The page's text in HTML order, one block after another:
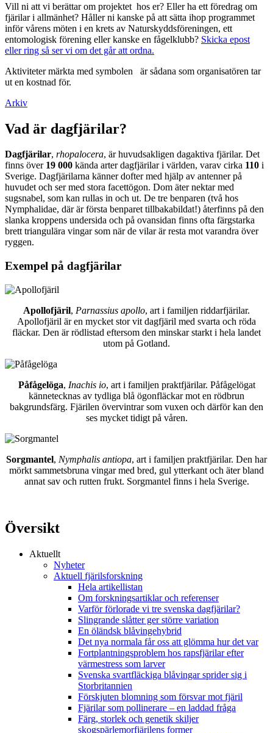
Vill ni att vi berättar om projektet hos er? Eller ha ett föredrag om
fjärilar i allmänhet? Håller ni kanske på att sätta ihop programmet
inför vårens möten i en krets av Naturskyddsföreningen, ett
entomologisk förening eller kanske en fågelklubb? Skicka epost
eller ring så ser vi om det går att ordna.
Aktiviteter märkta med symbolen
är sådana som organisatören tar
ut en kostnad för.
Arkiv
Vad är dagfjärilar?
Dagfjärilar, rhopalocera, är huvudsakligen dagaktiva fjärilar. Det
finns över 19 000 kända arter dagfjärilar i världen, varav cirka 110 i
Sverige. Dagfjärilarna känner dofter med hjälp av antenner på
huvudet och ser med stora facettögon. Dom äter nektar med
sugsnabel, som kan rullas in och ut. De tre benparen (två hos
Nymphalidae, där är första benparet tillbakabildat!) återfinns på den
slanka kroppens undersida och på ovansidan finns ofta färgstarka
brett triangulära vingar som när de vilar är resta mot varandra över
ryggen.
Exempel på dagfjärilar
Apollofjäril, Parnassius apollo, art i familjen riddarfjärilar.
Apollofjäril är en mycket stor vit dagfjäril med svarta och röda
fläckar. Den är rödlistad eftersom den minskar starkt i hela landet
utom på Gotland.
Påfågelöga, Inachis io, art i familjen praktfjärilar. Påfågelögat
kännetecknas av tydliga blå ögonfläckar mot en rödbrun
bakgrundsfärg. Fjärilen övervintrar som vuxen och därför kan den
ses mycket tidigt på våren.
Sorgmantel, Nymphalis antiopa, art i familjen praktfjärilar. Den har
mörkt sammetsbruna vingar med bred, gul ytterkant och äter bland
annat sav och rutten frukt. Sorgmantel finns i hela Sverige.
Översikt
Aktuellt
Nyheter
Aktuell fjärilsforskning
Hela artikellistan
Om forskningsartiklar och referenser
Varför förlorade vi tre svenska dagfjärilar?
Slingrande slåtter ger större variation
En öländsk blåvingehybrid
Det nya normala får oss att glömma hur det var
Fortplantningsproblem hos rapsfjärilar efter
värmestress som larver
Svenska svartfläckiga blåvingar sprider sig i
Storbritannien
Förskjuten blomning som försvar mot fjäril
Fjärilar som pollinerare – en laddad fråga
Färg, storlek och genetik skiljer
skogspärlemorfjärilens former